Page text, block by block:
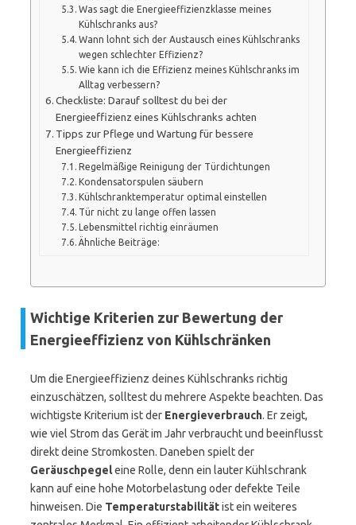
Was sagt die Energieeffizienzklasse meines
Kühlschranks aus?
Wann lohnt sich der Austausch eines Kühlschranks
wegen schlechter Effizienz?
Wie kann ich die Effizienz meines Kühlschranks im
Alltag verbessern?
Checkliste: Darauf solltest du bei der
Energieeffizienz eines Kühlschranks achten
Tipps zur Pflege und Wartung für bessere
Energieeffizienz
Regelmäßige Reinigung der Türdichtungen
Kondensatorspulen säubern
Kühlschranktemperatur optimal einstellen
Tür nicht zu lange offen lassen
Lebensmittel richtig einräumen
Ähnliche Beiträge:
Wichtige Kriterien zur Bewertung der
Energieeffizienz von Kühlschränken
Um die Energieeffizienz deines Kühlschranks richtig
einzuschätzen, solltest du mehrere Aspekte beachten. Das
wichtigste Kriterium ist der Energieverbrauch. Er zeigt,
wie viel Strom das Gerät im Jahr verbraucht und beeinflusst
direkt deine Stromkosten. Daneben spielt der
Geräuschpegeleine Rolle, denn ein lauter Kühlschrank
kann auf eine hohe Motorbelastung oder defekte Teile
hinweisen. Die Temperaturstabilitätist ein weiteres